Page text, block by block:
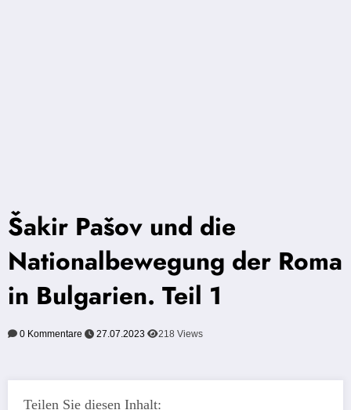
Šakir Pašov und die
Nationalbewegung der Roma
in Bulgarien. Teil 1
0 Kommentare 27.07.2023 218 Views
Teilen Sie diesen Inhalt: